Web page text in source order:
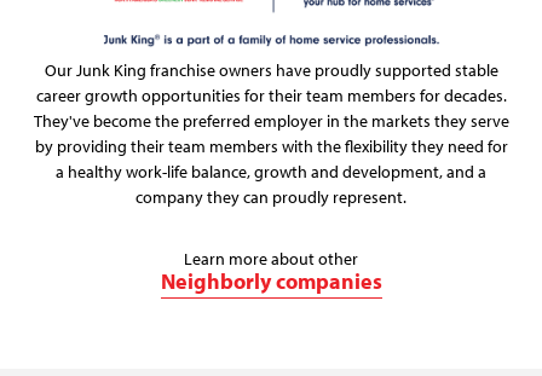
Our Junk King franchise owners have proudly supported stable
career growth opportunities for their team members for decades.
They've become the preferred employer in the markets they serve
by providing their team members with the flexibility they need for
a healthy work-life balance, growth and development, and a
company they can proudly represent.
Learn more about other
Neighborly companies